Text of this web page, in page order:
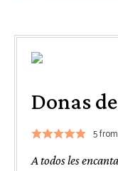
Donas
5from
A todos les